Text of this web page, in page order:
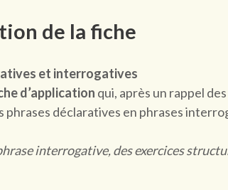
de la fiche
et interrogatives
d’application qui, après un rappel
phrases déclaratives en phrases
interrogative, des exercices